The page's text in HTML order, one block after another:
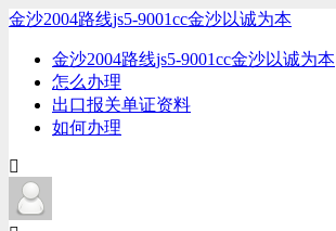
金沙2004路线js5-9001cc金沙以诚为本
金沙2004路线js5-9001cc金沙以诚为本
怎么办理
出口报关单证资料
如何办理